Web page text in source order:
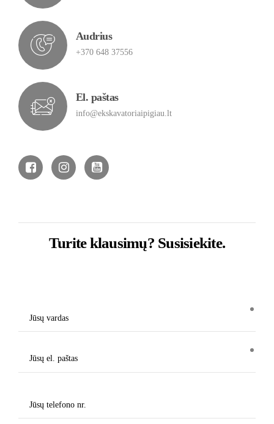
Audrius
+370 648 37556
El. paštas
info@ekskavatoriaipigiau.lt
Turite klausimų? Susisiekite.